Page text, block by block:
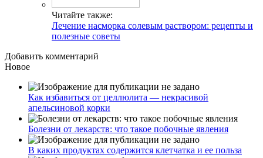
Читайте также:
Лечение насморка солевым раствором: рецепты и
полезные советы
Добавить комментарий
Новое
Как избавиться от целлюлита — некрасивой
апельсиновой корки
Болезни от лекарств: что такое побочные явления
В каких продуктах содержится клетчатка и ее польза